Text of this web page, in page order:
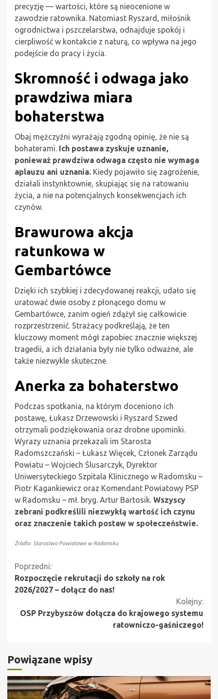
precyzję — wartości, które są nieocenione w
zawodzie ratownika. Natomiast Ryszard, miłośnik
ogrodnictwa i pszczelarstwa, odnajduje spokój i
cierpliwość w kontakcie z naturą, co wpływa na jego
podejście do pracy i życia.
Skromność i odwaga jako
prawdziwa miara
bohaterstwa
Obaj mężczyźni wyrażają zgodną opinię, że nie są
bohaterami. Ich postawa zyskuje uznanie,
ponieważ prawdziwa odwaga często nie wymaga
aplauzu ani uznania. Kiedy pojawiło się zagrożenie,
działali instynktownie, skupiając się na ratowaniu
życia, a nie na potencjalnych konsekwencjach ich
czynów.
Brawurowa akcja
ratunkowa w
Gembartówce
Dzięki ich szybkiej i zdecydowanej reakcji, udało się
uratować dwie osoby z płonącego domu w
Gembartówce, zanim ogień zdążył się całkowicie
rozprzestrzenić. Strażacy podkreślają, że ten
kluczowy moment mógł zapobiec znacznie większej
tragedii, a ich działania były nie tylko odważne, ale
także niezwykle skuteczne.
Anerka za bohaterstwo
Podczas spotkania, na którym doceniono ich
postawę, Łukasz Drzewowski i Ryszard Szwed
otrzymali podziękowania oraz drobne upominki.
Wyrazy uznania przekazali im Starosta
Radomszczański – Łukasz Więcek, Członek Zarządu
Powiatu – Wojciech Ślusarczyk, Dyrektor
Uniwersyteckiego Szpitala Klinicznego w Radomsku –
Piotr Kagankiewicz oraz Komendant Powiatowy PSP
w Radomsku – mł. bryg. Artur Bartosik. Wszyscy
zebrani podkreślili niezwykłą wartość ich czynu
oraz znaczenie takich postaw w społeczeństwie.
Źródło: Starostwo Powiatowe w Radomsku
Kontynuuj
czytanie
Poprzedni:
Rozpoczęcie rekrutacji do szkoły na rok
2026/2027 – dołącz do nas!
Kolejny:
OSP Przybyszów dołącza do krajowego systemu
ratowniczo-gaśniczego!
Powiązane wpisy